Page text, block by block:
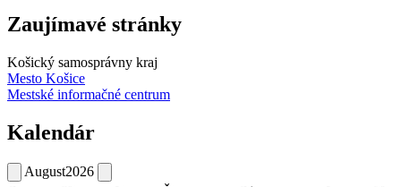
Zaujímavé stránky
Košický samosprávny kraj
Mesto Košice
Mestské informačné centrum
Kalendár
August2026